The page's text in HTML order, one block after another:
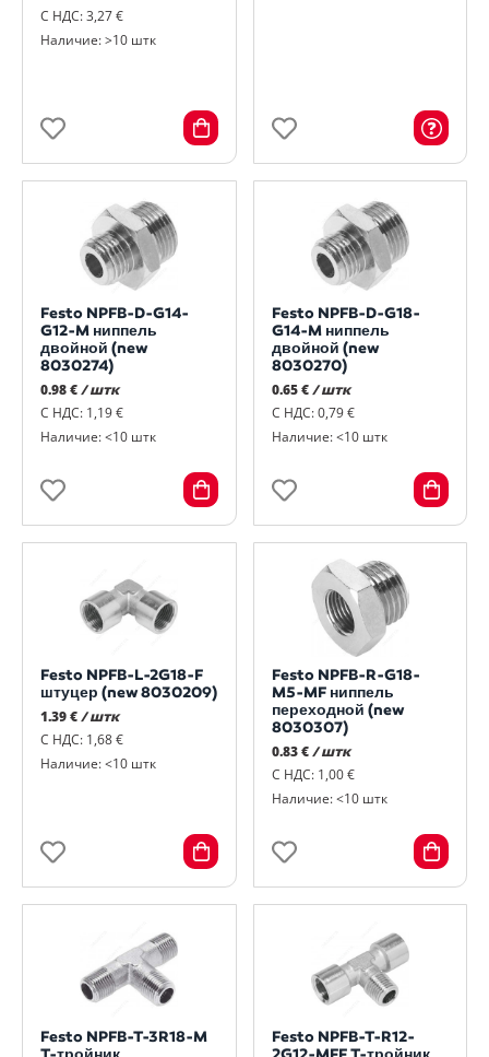
С НДС: 3,27 €
Наличие: >10 штк
Festo NPFB-D-G14-
G12-M ниппель
двойной (new
8030274)
0.98 €/ штк
С НДС: 1,19 €
Наличие: <10 штк
Festo NPFB-D-G18-
G14-M ниппель
двойной (new
8030270)
0.65 € / штк
С НДС: 0,79 €
Наличие: <10 штк
Festo NPFB-L-2G18-F
штуцер (new 8030209)
1.39 €/ штк
С НДС: 1,68 €
Наличие: <10 штк
Festo NPFB-R-G18-
M5-MF ниппель
переходной (new
8030307)
0.83 € / штк
С НДС: 1,00 €
Наличие: <10 штк
Festo NPFB-T-3R18-M
Festo NPFB-T-R12-